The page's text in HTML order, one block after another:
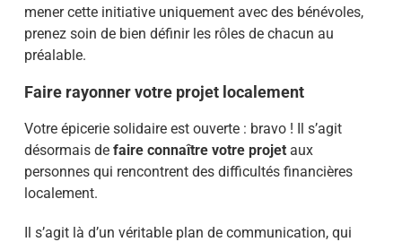
mener cette initiative uniquement avec des bénévoles,
prenez soin de bien définir les rôles de chacun au
préalable.
Faire rayonner votre projet localement
Votre épicerie solidaire est ouverte : bravo ! Il s’agit
désormais de faire connaître votre projetaux
personnes qui rencontrent des difficultés financières
localement.
Il s’agit là d’un véritable plan de communication, qui